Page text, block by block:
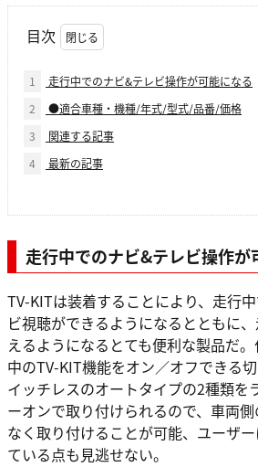
目次
1
走行中でのナビ&テレビ操作が可能になる
2
●適合車種・機種/年式/型式/品番/価格
3
関連する記事
4
最新の記事
走行中でのナビ&テレビ操作が
TV-KITは装着することにより、走行
ビ視聴ができるようになるとともに
えるようになるとても便利な製品だ
中のTV-KIT機能をオン／オフできる
イッチレスのオートタイプの2種類を
ーオンで取り付けられるので、車両
なく取り付けることが可能、ユーザ
ている点も見逃せない。